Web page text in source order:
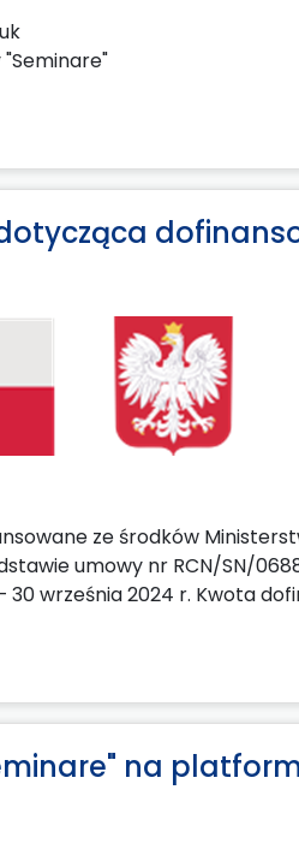
ze środków
umowy nr RCN/SN/
30 września 2024 r. Kwota
na